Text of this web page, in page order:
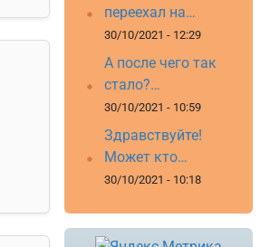
переехал на…
30/10/2021 - 12:29
А после чего так
стало?…
30/10/2021 - 10:59
Здравствуйте!
Может кто…
30/10/2021 - 10:18